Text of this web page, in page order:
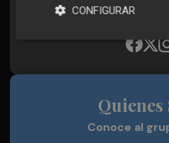
Plaza Podcast,
Quienes
Conoce al
CONFIGURAR